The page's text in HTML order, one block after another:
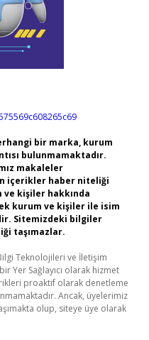
bir marka, kurum
bulunmamaktadır.
makaleler
içerikler haber niteliği
kişiler hakkında
kurum ve kişiler ile isim
Sitemizdeki bilgiler
taşımazlar.
Teknolojileri ve İletişim
Yer Sağlayıcı olarak hizmet
proaktif olarak denetleme
Ancak, üyelerimiz
olup, siteye üye olarak